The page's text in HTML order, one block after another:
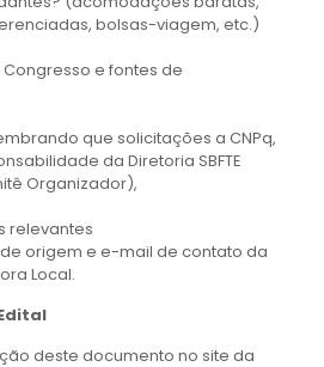
bolsas-viagem, etc.)
e fontes de
que solicitações a CNPq,
da Diretoria SBFTE
Organizador),
relevantes
de origem e e-mail de contato da
Local.
deste documento no site da